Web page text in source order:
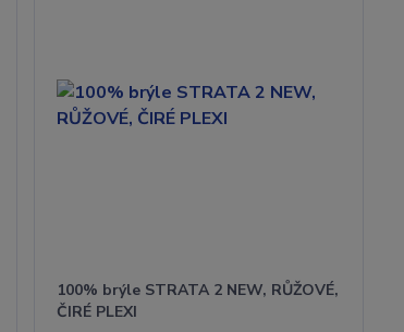
100% brýle STRATA 2 NEW, RŮŽOVÉ,
ČIRÉ PLEXI